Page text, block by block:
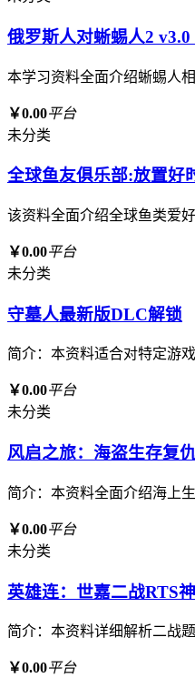
俄罗斯人对蜥蜴人2
本学习资料全面介绍蜥蜴人
￥0.00平台
未分类
全球鱼友俱乐部:放置好
该资料全面介绍全球鱼类爱
￥0.00平台
未分类
守墓人最新版DLC解锁
简介：本资料适合对特定游
￥0.00平台
未分类
风启之旅：海盗生存复
简介：本资料全面介绍海上
￥0.00平台
未分类
英雄连：世嘉二战RTS
简介：本资料详细解析二战
￥0.00平台